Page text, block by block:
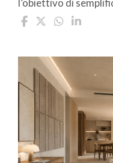
l’obiettivo di